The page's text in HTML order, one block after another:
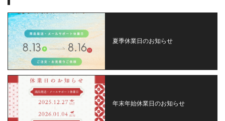
夏季休業日のお知らせ
年末年始休業日のお知らせ